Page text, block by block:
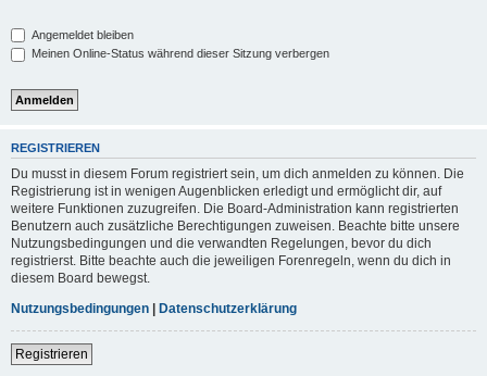
Angemeldet bleiben
Meinen Online-Status während dieser Sitzung verbergen
REGISTRIEREN
Du musst in diesem Forum registriert sein, um dich anmelden zu können. Die
Registrierung ist in wenigen Augenblicken erledigt und ermöglicht dir, auf
weitere Funktionen zuzugreifen. Die Board-Administration kann registrierten
Benutzern auch zusätzliche Berechtigungen zuweisen. Beachte bitte unsere
Nutzungsbedingungen und die verwandten Regelungen, bevor du dich
registrierst. Bitte beachte auch die jeweiligen Forenregeln, wenn du dich in
diesem Board bewegst.
Nutzungsbedingungen | Datenschutzerklärung
Registrieren